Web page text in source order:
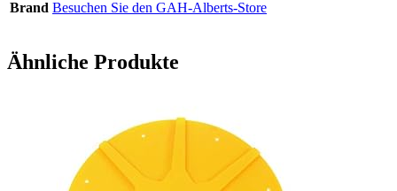
Brand Besuchen Sie den GAH-Alberts-Store
Ähnliche Produkte